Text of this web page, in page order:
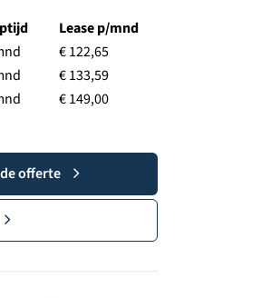
Lease p/mnd
€ 122,65
€ 133,59
€ 149,00
offerte